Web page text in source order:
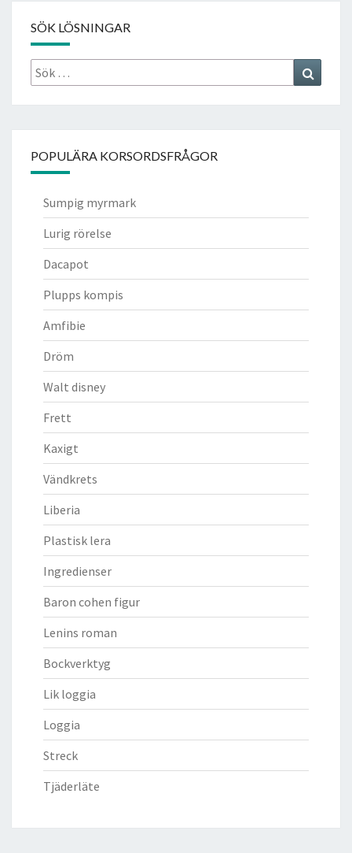
SÖK LÖSNINGAR
Sök
efter:
POPULÄRA KORSORDSFRÅGOR
Sumpig myrmark
Lurig rörelse
Dacapot
Plupps kompis
Amfibie
Dröm
Walt disney
Frett
Kaxigt
Vändkrets
Liberia
Plastisk lera
Ingredienser
Baron cohen figur
Lenins roman
Bockverktyg
Lik loggia
Loggia
Streck
Tjäderläte